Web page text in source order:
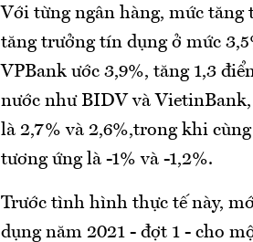
Với từng ngân hàng, mức tăng
tăng trưởng tín dụng ở mức
VPBank ước 3,9%, tăng 1,3
nước như BIDV và
là 2,7% và 2,6%,trong khi
tương ứng là -1% và -1,2%.
Trước tình hình thực tế này,
dụng năm 2021 - đợt 1 - cho